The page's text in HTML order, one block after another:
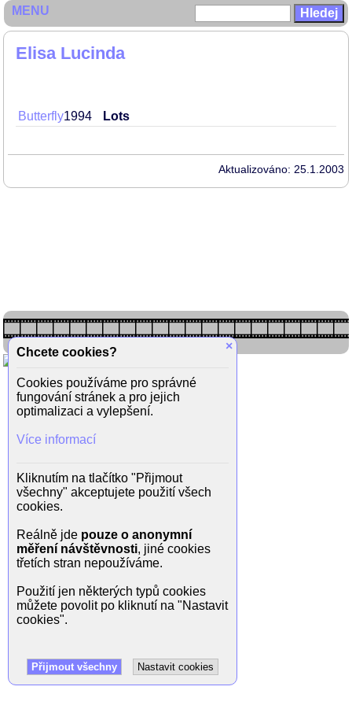
Elisa Lucinda
Butterfly1994 Lots
Aktualizováno: 25.1.2003
MENU
×
Chcete cookies?
Cookies používáme pro správné
fungování stránek a pro jejich
optimalizaci a vylepšení.
Více informací
Kliknutím na tlačítko "Přijmout
všechny" akceptujete použití všech
cookies.
Reálně jde pouze o anonymní
měření návštěvnosti, jiné cookies
třetích stran nepoužíváme.
Použití jen některých typů cookies
můžete povolit po kliknutí na "Nastavit
cookies".
Přijmout všechny Nastavit cookies